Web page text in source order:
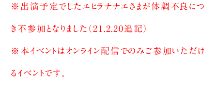
※出演予定でしたエヒラナナエさまが体調不良につ
き不参加となりました（21.2.20追記）
※本イベントはオンライン配信でのみご参加いただけ
るイベントです。